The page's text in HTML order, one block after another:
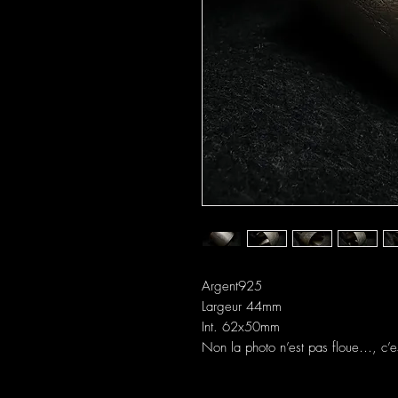
Argent925
Largeur 44mm
Int. 62x50mm
Non la photo n’est pas floue…,